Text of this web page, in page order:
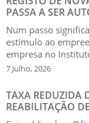
PASSA A SER
Num passo
estímulo ao
empresa no
7 Julho, 2026
TAXA REDUZIDA
REABILITAÇÃO